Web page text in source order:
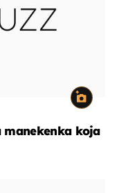
manekenka koja